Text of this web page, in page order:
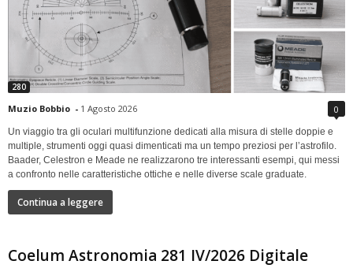
280
Muzio Bobbio - 1 Agosto 2026 0
Un viaggio tra gli oculari multifunzione dedicati alla misura di stelle doppie e
multiple, strumenti oggi quasi dimenticati ma un tempo preziosi per l’astrofilo.
Baader, Celestron e Meade ne realizzarono tre interessanti esempi, qui messi
a confronto nelle caratteristiche ottiche e nelle diverse scale graduate.
Continua a leggere
Coelum Astronomia 281 IV/2026 Digitale